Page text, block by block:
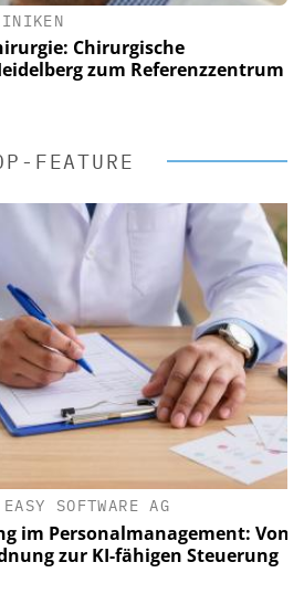
Chirurgische
zum Referenzzentrum
FEATURE
SOFTWARE AG
Personalmanagement: Von
zur KI-fähigen Steuerung